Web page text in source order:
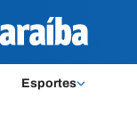
Esportes